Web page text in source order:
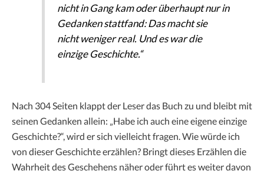
nicht in Gang kam oder überhaupt nur in
Gedanken stattfand: Das macht sie
nicht weniger real. Und es war die
einzige Geschichte.“
Nach 304 Seiten klappt der Leser das Buch zu und bleibt mit
seinen Gedanken allein: „Habe ich auch eine eigene einzige
Geschichte?“, wird er sich vielleicht fragen. Wie würde ich
von dieser Geschichte erzählen? Bringt dieses Erzählen die
Wahrheit des Geschehens näher oder führt es weiter davon